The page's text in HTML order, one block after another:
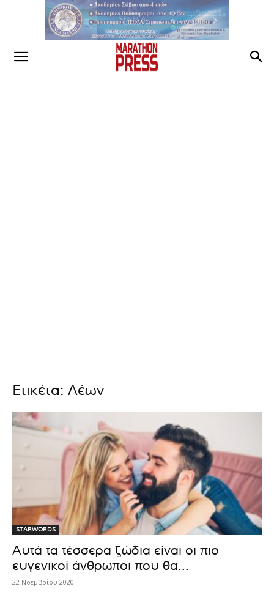
Ετικέτα: Λέων
STARWORDS
Αυτά τα τέσσερα ζώδια είναι οι πιο
ευγενικοί άνθρωποι που θα...
22 Νοεμβρίου 2020